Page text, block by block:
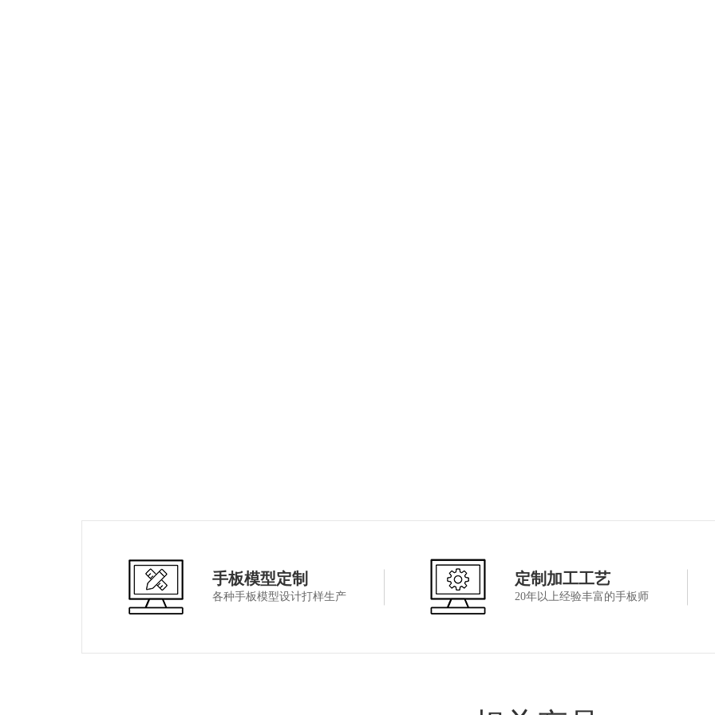
手板模型定制
各种手板模型设计打样生产
定制加工工艺
20年以上经验丰富的手板师